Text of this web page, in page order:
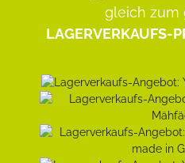
gleich zum
LAGERVERKAUFS-